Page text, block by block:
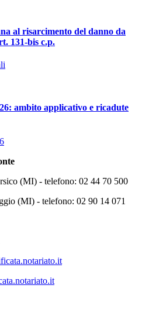
al risarcimento del danno da
131-bis c.p.
ambito applicativo e ricadute
(MI) - telefono: 02 44 70 500
(MI) - telefono: 02 90 14 071
notariato.it